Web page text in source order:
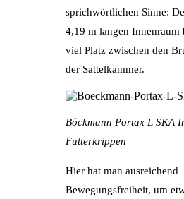
sprichwörtlichen Sinne:
4,19 m langen Innenraum
viel Platz zwischen den
der Sattelkammer.
Böckmann Portax L SKA
Futterkrippen
Hier hat man ausreichend
Bewegungsfreiheit, um